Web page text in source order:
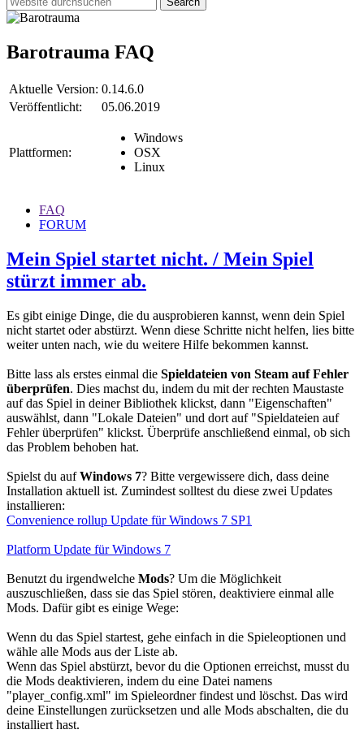
Barotrauma FAQ
Aktuelle Version: 0.14.6.0
Veröffentlicht:
05.06.2019
Plattformen:
Windows
OSX
Linux
FAQ
FORUM
Mein Spiel startet nicht. / Mein Spiel
stürzt immer ab.
Es gibt einige Dinge, die du ausprobieren kannst, wenn dein Spiel
nicht startet oder abstürzt. Wenn diese Schritte nicht helfen, lies bitte
weiter unten nach, wie du weitere Hilfe bekommen kannst.
Bitte lass als erstes einmal die Spieldateien von Steam auf Fehler
überprüfen. Dies machst du, indem du mit der rechten Maustaste
auf das Spiel in deiner Bibliothek klickst, dann "Eigenschaften"
auswählst, dann "Lokale Dateien" und dort auf "Spieldateien auf
Fehler überprüfen" klickst. Überprüfe anschließend einmal, ob sich
das Problem behoben hat.
Spielst du aufWindows 7? Bitte vergewissere dich, dass deine
Installation aktuell ist. Zumindest solltest du diese zwei Updates
installieren:
Convenience rollup Update für Windows 7 SP1
Platform Update für Windows 7
Benutzt du irgendwelche Mods? Um die Möglichkeit
auszuschließen, dass sie das Spiel stören, deaktiviere einmal alle
Mods. Dafür gibt es einige Wege:
Wenn du das Spiel startest, gehe einfach in die Spieleoptionen und
wähle alle Mods aus der Liste ab.
Wenn das Spiel abstürzt, bevor du die Optionen erreichst, musst du
die Mods deaktivieren, indem du eine Datei namens
"player_config.xml" im Spieleordner findest und löschst. Das wird
deine Einstellungen zurücksetzen und alle Mods abschalten, die du
installiert hast.